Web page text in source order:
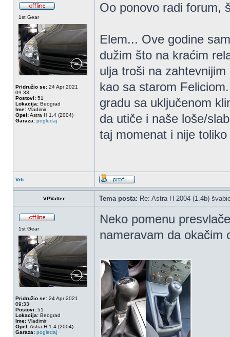
1st Gear
Pridružio se: 24 Apr 2021
09:33
Postovi: 51
Lokacija: Beograd
Ime: Vladimir
Opel:Astra H 1.4 (2004)
Garaza: pogledaj
Oo ponovo radi forum,
Elem... Ove godine
dužim što na kraćim
ulja troši na
kao sa starom
gradu sa uključenom
da utiče i naše loše/
taj momenat i nije
Vrh
VPValter Tema posta: Re: Astra H 2004 (1.4b)
1st Gear
Pridružio se: 24 Apr 2021
09:33
Postovi: 51
Lokacija: Beograd
Ime: Vladimir
Opel:Astra H 1.4 (2004)
Garaza: pogledaj
Neko pomenu
nameravam da okačim